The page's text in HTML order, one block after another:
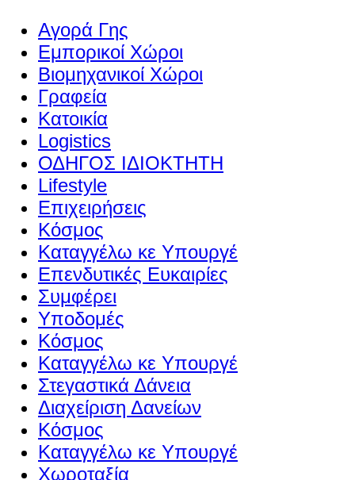
Αγορά Γης
Εμπορικοί Χώροι
Βιομηχανικοί Χώροι
Γραφεία
Κατοικία
Logistics
ΟΔΗΓΟΣ ΙΔΙΟΚΤΗΤΗ
Lifestyle
Επιχειρήσεις
Κόσμος
Καταγγέλω κε Υπουργέ
Επενδυτικές Ευκαιρίες
Συμφέρει
Υποδομές
Κόσμος
Καταγγέλω κε Υπουργέ
Στεγαστικά Δάνεια
Διαχείριση Δανείων
Κόσμος
Καταγγέλω κε Υπουργέ
Χωροταξία